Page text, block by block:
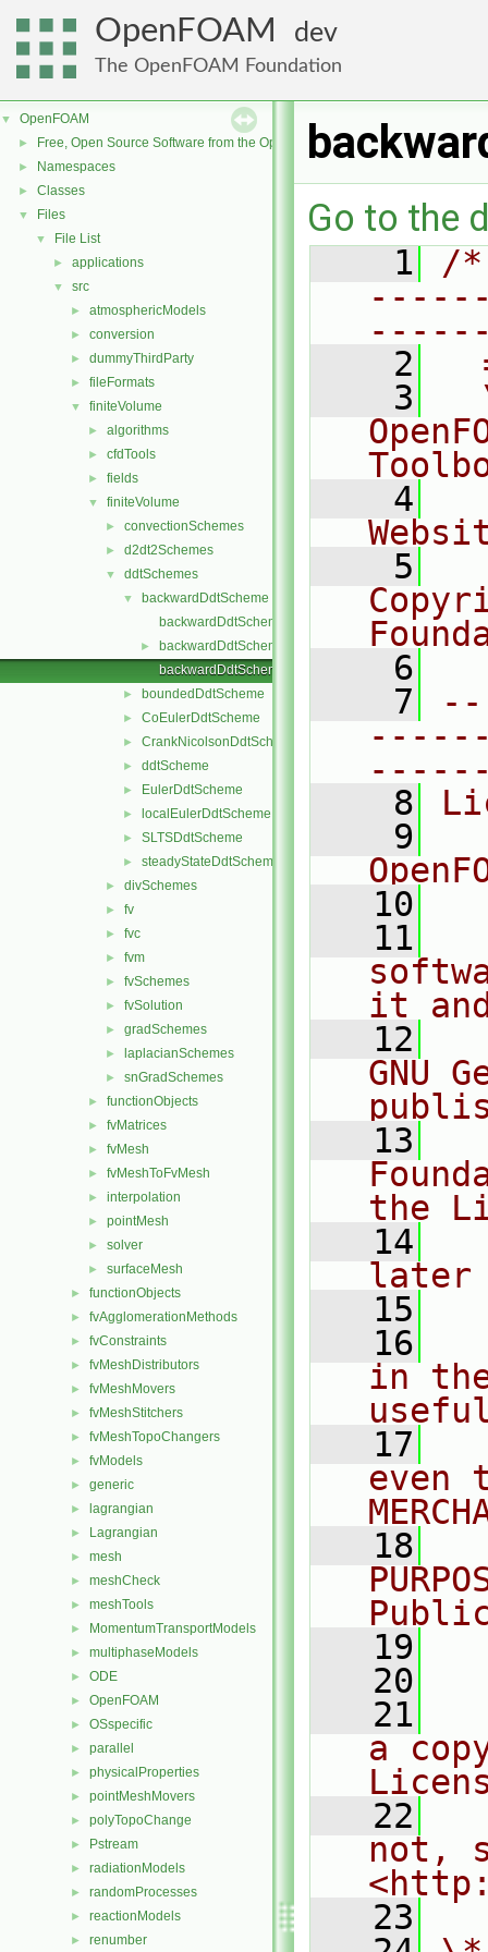
OpenFOAM dev
The OpenFOAM Foundation
▼ OpenFOAM
► Free, Open Source Software from the OpenFOAM Foundation
► Namespaces
► Classes
▼ Files
▼ File List
► applications
▼ src
► atmosphericModels
► conversion
► dummyThirdParty
► fileFormats
▼ finiteVolume
► algorithms
► cfdTools
► fields
▼ finiteVolume
► convectionSchemes
► d2dt2Schemes
▼ ddtSchemes
▼
backwardDdtScheme
backwardDdtScheme.C
►
backwardDdtScheme.H
backwardDdtSchemes.C
► boundedDdtScheme
► CoEulerDdtScheme
► CrankNicolsonDdtScheme
► ddtScheme
► EulerDdtScheme
► localEulerDdtScheme
► SLTSDdtScheme
► steadyStateDdtScheme
► divSchemes
► fv
► fvc
► fvm
► fvSchemes
► fvSolution
► gradSchemes
► laplacianSchemes
► snGradSchemes
► functionObjects
► fvMatrices
► fvMesh
► fvMeshToFvMesh
► interpolation
► pointMesh
► solver
► surfaceMesh
► functionObjects
► fvAgglomerationMethods
► fvConstraints
► fvMeshDistributors
► fvMeshMovers
► fvMeshStitchers
► fvMeshTopoChangers
► fvModels
► generic
► lagrangian
► Lagrangian
► mesh
► meshCheck
► meshTools
► MomentumTransportModels
► multiphaseModels
► ODE
► OpenFOAM
► OSspecific
► parallel
► physicalProperties
► pointMeshMovers
► polyTopoChange
► Pstream
► radiationModels
► randomProcesses
► reactionModels
► renumber
Go to the
    1
/
    2
    3
    4
    5
    6
    7
    8
    9
   10
   11
it
   12
GNU
   13
the
   14
later
   15
   16
in
   17
even
   18
   19
   20
   21
a
   22
not,
   23